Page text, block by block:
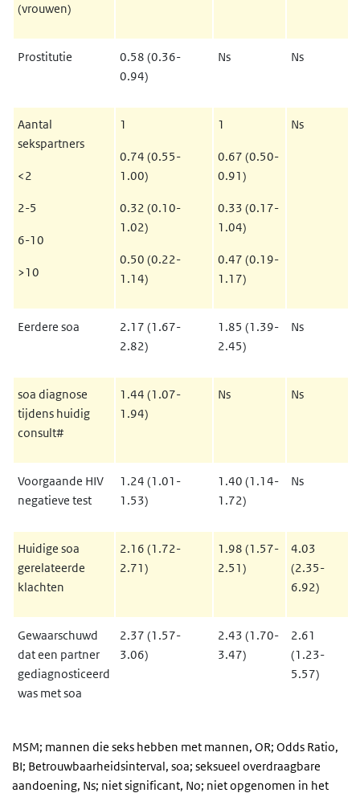
(vrouwen)
Prostitutie
0.58 (0.36-
0.94)
Ns Ns
Aantal
sekspartners
<2
2-5
6-10
>10
1
0.74 (0.55-
1.00)
0.32 (0.10-
1.02)
0.50 (0.22-
1.14)
1
0.67 (0.50-
0.91)
0.33 (0.17-
1.04)
0.47 (0.19-
1.17)
Ns
Eerdere soa
2.17 (1.67-
2.82)
1.85 (1.39-
2.45)
Ns
soa diagnose
tijdens huidig
consult#
1.44 (1.07-
1.94)
Ns Ns
Voorgaande HIV
negatieve test
1.24 (1.01-
1.53)
1.40 (1.14-
1.72)
Ns
Huidige soa
gerelateerde
klachten
2.16 (1.72-
2.71)
1.98 (1.57-
2.51)
4.03
(2.35-
6.92)
Gewaarschuwd
dat een partner
gediagnosticeerd
was met soa
2.37 (1.57-
3.06)
2.43 (1.70-
3.47)
2.61
(1.23-
5.57)
MSM; mannen die seks hebben met mannen, OR; Odds Ratio,
BI; Betrouwbaarheidsinterval, soa; seksueel overdraagbare
aandoening, Ns; niet significant, No; niet opgenomen in het